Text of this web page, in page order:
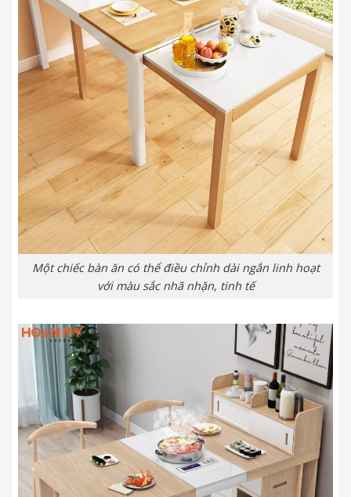
Một chiếc bàn ăn có thể điều chỉnh dài ngắn linh hoạt
với màu sắc nhã nhặn, tinh tế